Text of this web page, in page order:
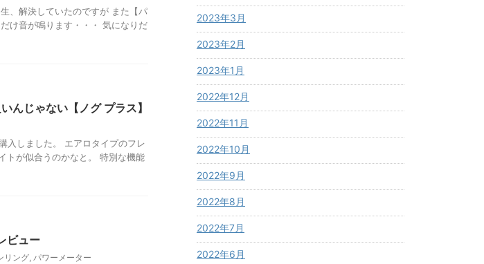
解決していたのですが また【パ
け音が鳴ります・・・ 気になりだ
んじゃない【ノグ プラス】
しました。 エアロタイプのフレ
トが似合うのかなと。 特別な機能
ビュー
リング, パワーメーター
2023年3月
2023年2月
2023年1月
2022年12月
2022年11月
2022年10月
2022年9月
2022年8月
2022年7月
2022年6月